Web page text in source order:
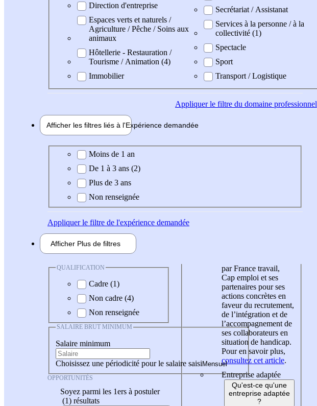
Direction d'entreprise
Espaces verts et naturels /
Agriculture / Pêche / Soins aux
animaux
Hôtellerie - Restauration /
Tourisme / Animation (4)
Immobilier
Secrétariat / Assistanat
Services à la personne / à la
collectivité (1)
Spectacle
Sport
Transport / Logistique
Appliquerle filtre du domaine professionnel
Afficher les filtres liés à l'Expérience demandée
Expérience demandée
Moins de 1 an
De 1 à 3 ans (2)
Plus de 3 ans
Non renseignée
Appliquerle filtre de l'expérience demandée
Afficher Plus de filtres
QUALIFICATION
Cadre (1)
Non cadre (4)
Non renseignée
SALAIRE BRUT MINIMUM
Salaire minimum
Choisissez une périodicité pour le salaire saisi
OPPORTUNITÉS
Soyez parmi les 1ers à postuler
(1) résultats
par France travail,
Cap emploi et ses
partenaires pour ses
actions concrètes en
faveur du recrutement,
de l’intégration et de
l’accompagnement de
ses collaborateurs en
situation de handicap.
Pour en savoir plus,
consultez cet article.
Entreprise adaptée
Qu'est-ce qu'une
entreprise adaptée
?